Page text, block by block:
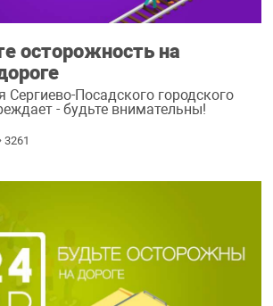
осторожность на
Сергиево-Посадского городского
- будьте внимательны!
3261